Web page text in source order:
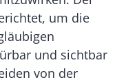
um die
und sichtbar
von der